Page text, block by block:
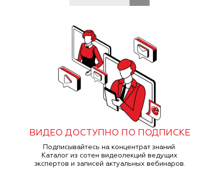
ВИДЕО ДОСТУПНО ПО ПОДПИСКЕ
Подписывайтесь на концентрат знаний.
Каталог из сотен видеолекций ведущих
экспертов и записей актуальных вебинаров.